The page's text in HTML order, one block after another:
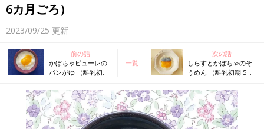
6カ月ごろ）
2023/09/25 更新
前の話
かぼちゃピューレの
パンがゆ （離乳初期
一覧
次の話
しらすとかぼちゃのそ
うめん （離乳初期 5～